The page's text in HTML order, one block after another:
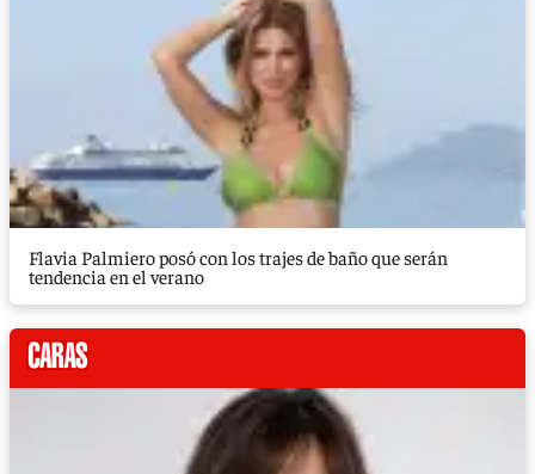
Flavia Palmiero posó con los trajes de baño que serán
tendencia en el verano